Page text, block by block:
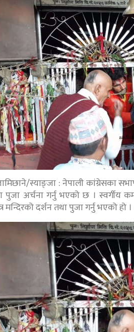
स्याङ्जा : नेपाली कांग्रेसका
पुजा अर्चना गर्नु भएको छ ।
मन्दिरको दर्शन तथा पुजा गर्नु भएको हो ।